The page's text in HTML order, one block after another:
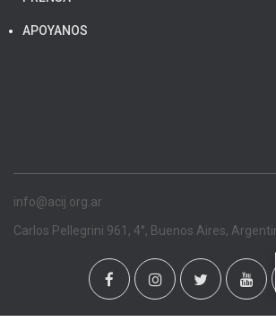
APOYANOS
info@acij.org.ar
Carlos Pellegrini 961, 4°, Buenos Aires,